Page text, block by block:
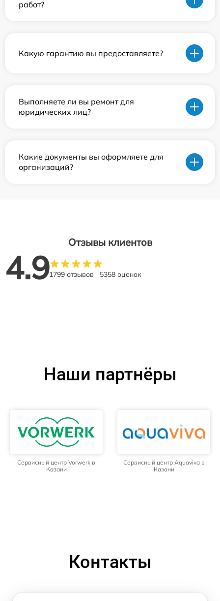
работ?
Какую гарантию вы предоставляете?
Выполняете ли вы ремонт для
юридических лиц?
Какие документы вы оформляете для
организаций?
Отзывы клиентов
4.91799 отзывов 5358 оценок
Наши партнёры
Сервисный центр Vorwerk в
Казани
Сервисный центр Aquaviva в
Казани
Контакты